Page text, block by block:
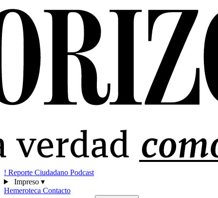
! Reporte Ciudadano Podcast
Impreso ▾
Hemeroteca Contacto